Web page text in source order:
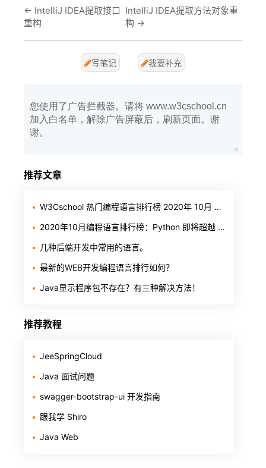
← IntelliJ IDEA提取接口
重构
IntelliJ IDEA提取方法对象重
构 →
写笔记 我要补充
您使用了广告拦截器。请将 www.w3cschool.cn
加入白名单，解除广告屏蔽后，刷新页面。谢
谢。
推荐文章
W3Cschool 热门编程语言排行榜 2020年 10月 TOP10
2020年10月编程语言排行榜：Python 即将超越 Java
几种后端开发中常用的语言。
最新的WEB开发编程语言排行如何？
Java显示程序包不存在？有三种解决方法！
推荐教程
JeeSpringCloud
Java 面试问题
swagger-bootstrap-ui 开发指南
跟我学 Shiro
Java Web